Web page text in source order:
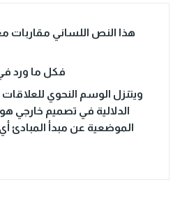
هذا النص اللساني مقاربات
فكل ما ورد
ويتنزل الوسم النحوي
الدلالية في تصميم خارجي
الموضعية عن مبدأ المبادئ